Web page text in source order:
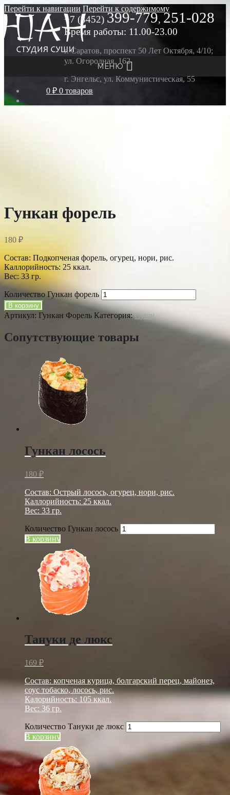
Перейти к навигации Перейти к содержимому
МЕНЮ
0 ₽ 0 товаров
+7 (8452) 399-779, 251-028
Время работы: 11.00-23.00
г. Саратов, проспект 50 Лет Октября, 4/10;
ул. Огородная, 162
г. Энгельс, ул. Коммунистическая, 55
Гункан форель
180 ₽
Состав: Подкопченая форель, огурец, нори, рис.
Каллорийность: 25 ккал.
Вес: 33 гр.
Количество Гункан форель
В корзину
Артикул: Гункан Форель Категория:Суши
Сопутствующие товары
Гункан лосось
180 ₽
Состав: Острый лосось, огурец, нори, рис.
Каллорийность: 25 ккал.
Вес: 33 гр.
Количество Гункан лосось
В корзину
Тануки де люкс
169 ₽
Состав: копченая курица, болгарский перец, майонез,
соус тобаско, лосось, рис.
Калорийность: 105 ккал.
Вес: 36 гр.
Количество Тануки де люкс
В корзину